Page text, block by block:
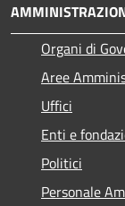
Organi di
Aree
Uffici
Enti e
Politici
Personale